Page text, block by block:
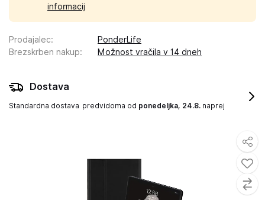
informacij
Prodajalec:
PonderLife
Brezskrben nakup: Možnost vračila v 14 dneh
Dostava
Standardna dostava predvidoma od ponedeljka, 24.8. naprej